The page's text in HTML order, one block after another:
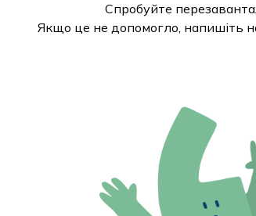
Спробуйте
Якщо це не допомогло, напишіть